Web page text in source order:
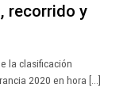
recorrido y
la clasificación
2020 en hora [...]